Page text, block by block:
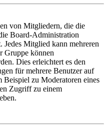
von Mitgliedern, die die
Board-Administration
Mitglied kann mehreren
Gruppe können
Dies erleichtert es den
für mehrere Benutzer auf
Beispiel zu Moderatoren eines
Zugriff zu einem